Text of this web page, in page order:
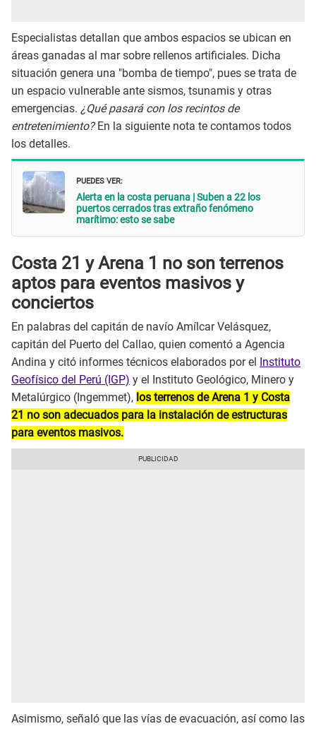
Especialistas detallan que ambos espacios se ubican en
áreas ganadas al mar sobre rellenos artificiales. Dicha
situación genera una "bomba de tiempo", pues se trata de
un espacio vulnerable ante sismos, tsunamis y otras
emergencias. ¿Qué pasará con los recintos de
entretenimiento?En la siguiente nota te contamos todos
los detalles.
PUEDES VER:
Alerta en la costa peruana | Suben a 22 los
puertos cerrados tras extraño fenómeno
marítimo: esto se sabe
Costa 21 y Arena 1 no son terrenos
aptos para eventos masivos y
conciertos
En palabras del capitán de navío Amílcar Velásquez,
capitán del Puerto del Callao, quien comentó a Agencia
Andina y citó informes técnicos elaborados por el
Instituto
Geofísico del Perú (IGP) y el Instituto Geológico, Minero y
Metalúrgico (Ingemmet), los terrenos de Arena 1 y Costa
21 no son adecuados para la instalación de estructuras
para eventos masivos.
Asimismo, señaló que las vías de evacuación, así como las